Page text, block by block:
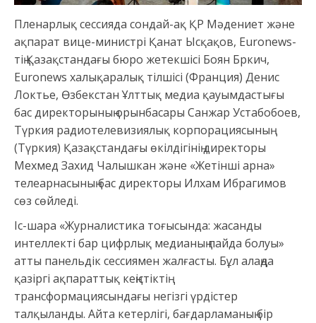
Пленарлық сессияда сондай-ақ ҚР Мәдениет және
ақпарат вице-министрі Қанат Ысқақов, Euronews-
тің Қазақстандағы бюро жетекшісі Боян Бркич,
Euronews халықаралық тілшісі (Франция) Денис
Локтье, Өзбекстан Ұлттық медиа қауымдастығы
бас директорының орынбасары Санжар Устабобоев,
Түркия радиотелевизиялық корпорациясының
(Түркия) Қазақстандағы өкілдігінің директоры
Мехмед Захид Чалышкан және «Жетінші арна»
телеарнасының бас директоры Илхам Ибрагимов
сөз сөйледі.
Іс-шара «Журналистика тоғысында: жасанды
интеллекті бар цифрлық медианың пайда болуы»
атты панельдік сессиямен жалғасты. Бұл алаңда
қазіргі ақпараттық кеңістіктің
трансформациясындағы негізгі үрдістер
талқыланды. Айта кетерлігі, бағдарламаның бір